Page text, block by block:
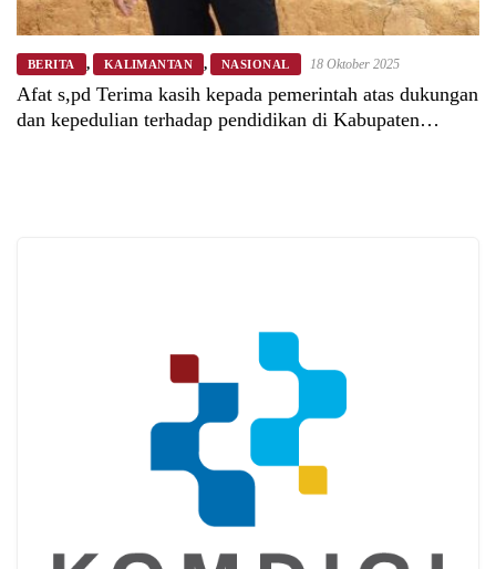
BERITA , KALIMANTAN , NASIONAL 18 Oktober 2025
Afat s,pd Terima kasih kepada pemerintah atas dukungan
dan kepedulian terhadap pendidikan di Kabupaten